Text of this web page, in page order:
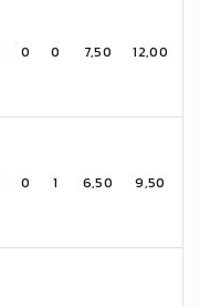
0 0 7,50 12,00
0 1 6,50 9,50